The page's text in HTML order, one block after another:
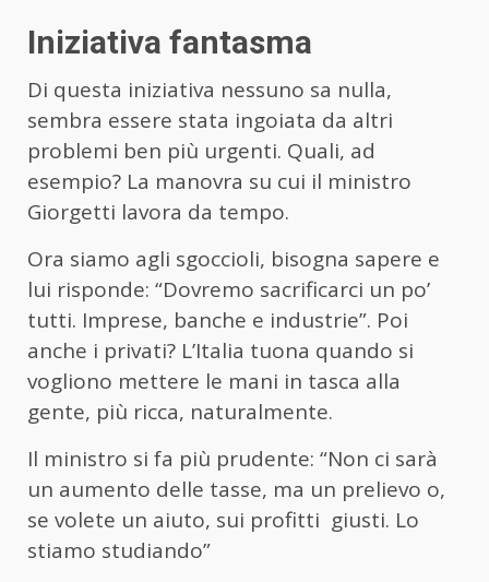
Iniziativa fantasma
Di questa iniziativa nessuno sa nulla,
sembra essere stata ingoiata da altri
problemi ben più urgenti. Quali, ad
esempio? La manovra su cui il ministro
Giorgetti lavora da tempo.
Ora siamo agli sgoccioli, bisogna sapere e
lui risponde: “Dovremo sacrificarci un po’
tutti. Imprese, banche e industrie”. Poi
anche i privati? L’Italia tuona quando si
vogliono mettere le mani in tasca alla
gente, più ricca, naturalmente.
Il ministro si fa più prudente: “Non ci sarà
un aumento delle tasse, ma un prelievo o,
se volete un aiuto, sui profitti giusti. Lo
stiamo studiando”